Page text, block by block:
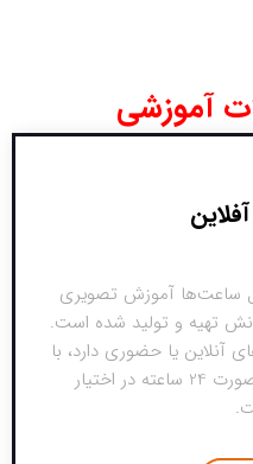
آموزشی
ساعت‌ها آموزش تصویری
تهیه و تولید شده است.
آنلاین یا حضوری دارد، با
این تفاوت که این دوره‌ها به صورت 24 ساعته در اختیار